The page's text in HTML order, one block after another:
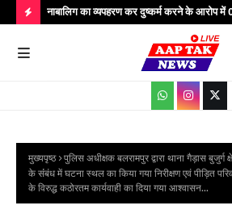
O
S
S
नाबालिग का व्यपहरण कर दुष्कर्म करने के आरोप में
मुख्यपृष्ठ
पुलिस अधीक्षक बलरामपुर द्वारा थाना गैड़ास बुजुर्ग
के संंबंध में घटना स्थल का किया गया निरीक्षण एवं पीड़ित
के विरुद्ध कठोरतम कार्यवाही का दिया गया आश्वासन...